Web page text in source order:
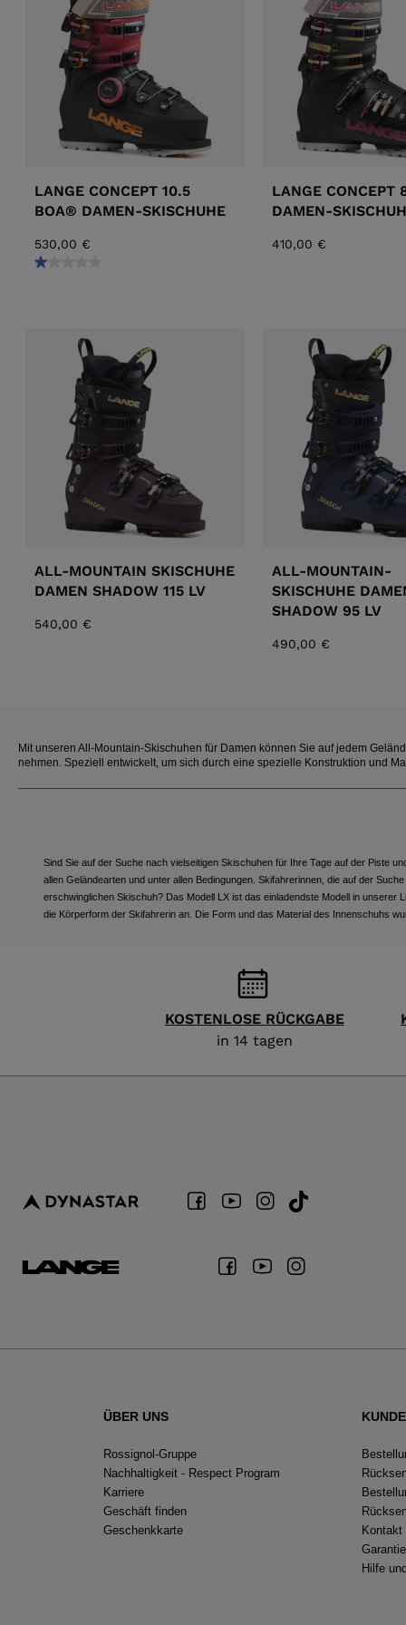
SKITOUREN
ZUBEHÖR
RACING PIVOT
KINDER
TASCHEN UND
RUCKSÄCKE
APRÈS-SKI
SCHUHE
DYNASTAR LANGE
ALL-MOUNTAIN-
REIHE
LANGE CONCEPT 10.5
BOA® DAMEN-SKISCHUHE
530,00 €
LANGE CONCEPT
DAMEN-
410,00 €
ALL-MOUNTAIN SKISCHUHE
DAMEN SHADOW 115 LV
540,00 €
ALL-MOUNTAIN-
SKISCHUHE
SHADOW 95 LV
490,00 €
Mit unseren All-Mountain-Skischuhen für Damen können Sie auf jedem
nehmen. Speziell entwickelt, um sich durch eine spezielle Konstruktion und
Sind Sie auf der Suche nach vielseitigen Skischuhen für Ihre Tage auf der Piste
allen Geländearten und unter allen Bedingungen. Skifahrerinnen, die auf der
erschwinglichen Skischuh? Das Modell LX ist das einladendste Modell in unserer
die Körperform der Skifahrerin an. Die Form und das Material des Innenschuhs
KOSTENLOSE RÜCKGABE
in 14 tagen
ÜBER UNS
Rossignol-Gruppe
Nachhaltigkeit - Respect Program
Karriere
Geschäft finden
Geschenkkarte
Kontakt
Hilfe